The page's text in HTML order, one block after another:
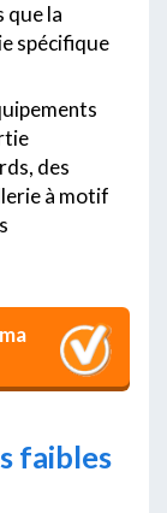
que la
spécifique
des
à motif
faibles